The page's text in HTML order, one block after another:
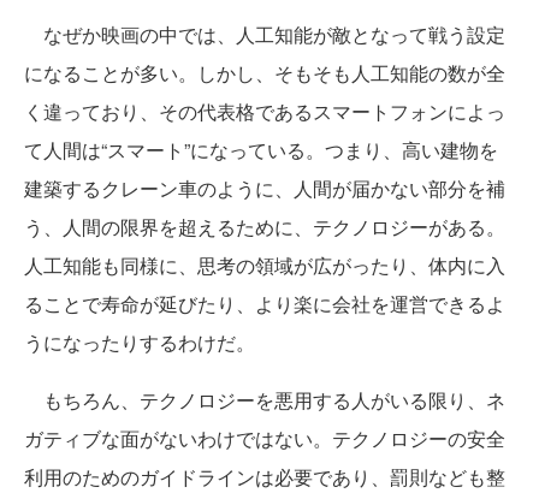
なぜか映画の中では、人工知能が敵となって戦う設定
になることが多い。しかし、そもそも人工知能の数が全
く違っており、その代表格であるスマートフォンによっ
て人間は“スマート”になっている。つまり、高い建物を
建築するクレーン車のように、人間が届かない部分を補
う、人間の限界を超えるために、テクノロジーがある。
人工知能も同様に、思考の領域が広がったり、体内に入
ることで寿命が延びたり、より楽に会社を運営できるよ
うになったりするわけだ。
もちろん、テクノロジーを悪用する人がいる限り、ネ
ガティブな面がないわけではない。テクノロジーの安全
利用のためのガイドラインは必要であり、罰則なども整